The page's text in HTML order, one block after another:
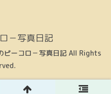
－写真日記
ーコロ－写真日記 All Rights